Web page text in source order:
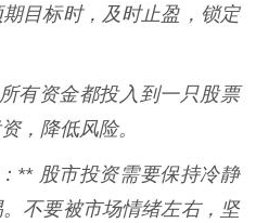
目标时，及时止盈，锁定
有资金都投入到一只股票
，降低风险。
** 股市投资需要保持冷静
不要被市场情绪左右，坚